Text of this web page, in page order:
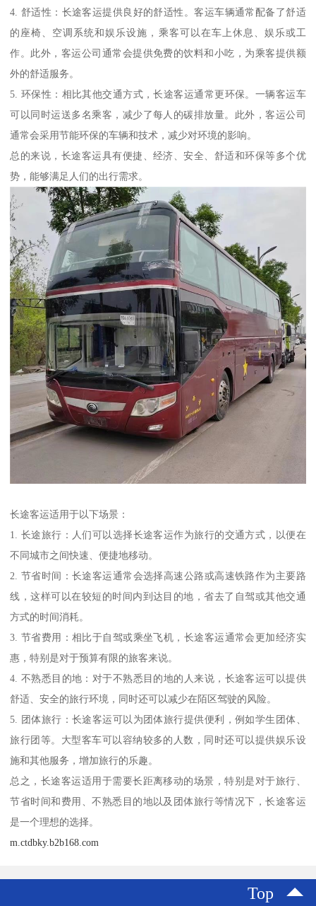
4. 舒适性：长途客运提供良好的舒适性。客运车辆通常配备了舒适
的座椅、空调系统和娱乐设施，乘客可以在车上休息、娱乐或工
作。此外，客运公司通常会提供免费的饮料和小吃，为乘客提供额
外的舒适服务。
5. 环保性：相比其他交通方式，长途客运通常更环保。一辆客运车
可以同时运送多名乘客，减少了每人的碳排放量。此外，客运公司
通常会采用节能环保的车辆和技术，减少对环境的影响。
总的来说，长途客运具有便捷、经济、安全、舒适和环保等多个优
势，能够满足人们的出行需求。
长途客运适用于以下场景：
1. 长途旅行：人们可以选择长途客运作为旅行的交通方式，以便在
不同城市之间快速、便捷地移动。
2. 节省时间：长途客运通常会选择高速公路或高速铁路作为主要路
线，这样可以在较短的时间内到达目的地，省去了自驾或其他交通
方式的时间消耗。
3. 节省费用：相比于自驾或乘坐飞机，长途客运通常会更加经济实
惠，特别是对于预算有限的旅客来说。
4. 不熟悉目的地：对于不熟悉目的地的人来说，长途客运可以提供
舒适、安全的旅行环境，同时还可以减少在陌区驾驶的风险。
5. 团体旅行：长途客运可以为团体旅行提供便利，例如学生团体、
旅行团等。大型客车可以容纳较多的人数，同时还可以提供娱乐设
施和其他服务，增加旅行的乐趣。
总之，长途客运适用于需要长距离移动的场景，特别是对于旅行、
节省时间和费用、不熟悉目的地以及团体旅行等情况下，长途客运
是一个理想的选择。
m.ctdbky.b2b168.com
Top